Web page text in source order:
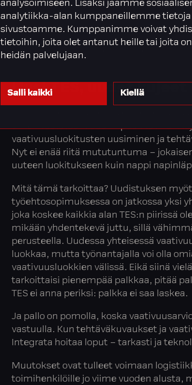
analysoimiseen. Lisäksi jaamme
analytiikka-alan kumppaneillemme
sivustoamme. Kumppanimme voivat
tietoihin, joita olet antanut heille tai joita
heidän palvelujaan.
Salli kaikki Kiellä
palkankorotuksia, muutoksia liittyen
vaihtamiseen, palkallisiin poissaoloihin
viikonloppuvapaisiin ja
palvelusvuosiportaille – muiden
Uusi TES, uudet kujeet
siihen vastataan. Suurin paukku?
vaativuusluokitusten uusiminen ja
Nyt ei enää riitä mututuntuma –
uuteen luokitukseen kuin nappi
Mitä tämä tarkoittaa? Uudistuksen
työehtosopimuksessa on jatkossa yksi
joka koskee kaikkia alan TES:n piirissä
mikään yhdentekevä juttu, sillä
perusteella. Uudessa yhteisessä
luokkaa, mutta työnantajalla voi olla
vaativuusluokkien välissä. Eikä siinä
tarkoittaisi pienempää palkkaa, pitää
TES ei anna periksi: palkka ei saa laskea.
Ja pallo on pomolla, koska
vastuulla. Kun tehtäväkuvaukset ja
Integrata hoitaa loput – tarkasti ja
Muutokset ovat tulleet voimaan
toimihenkilöille jo viime vuoden alusta,